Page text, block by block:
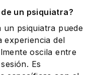
un psiquiatra?
psiquiatra puede
experiencia del
oscila entre
Es